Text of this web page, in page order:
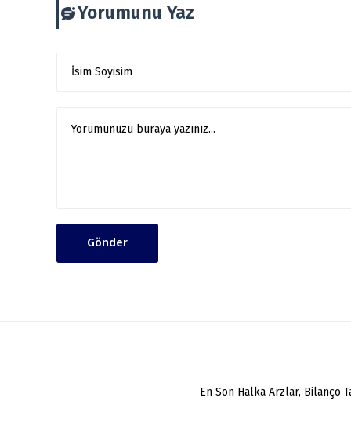
Yorumunu Yaz
Gönder
En Son Halka Arzlar, Bilanço